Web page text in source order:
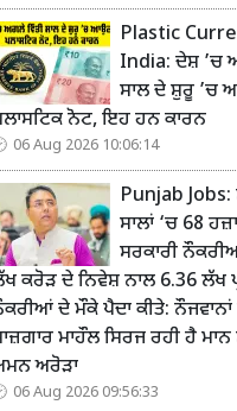
Plastic
India: ਦੇਸ਼ ’ਚ
ਸਾਲ ਦੇ ਸ਼ੁਰੂ ’ਚ
ਨੋਟ, ਇਹ ਹਨ ਕਾਰਨ
06 Aug 2026 10:06:14
Punjab Jobs:
ਸਾਲਾਂ ‘ਚ 68
ਸਰਕਾਰੀ
ਕਰੋੜ ਦੇ ਨਿਵੇਸ਼ ਨਾਲ 6.36 ਲੱਖ
ਦੇ ਮੌਕੇ ਪੈਦਾ ਕੀਤੇ:
ਮਾਹੌਲ ਸਿਰਜ ਰਹੀ ਹੈ ਮਾਨ
ਅਰੋੜਾ
06 Aug 2026 09:56:33